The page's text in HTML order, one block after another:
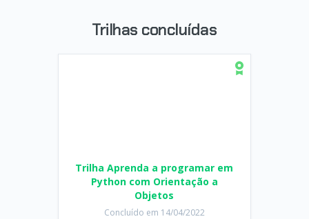
Trilhas concluídas
Trilha Aprenda a programar em
Python com Orientação a
Objetos
Concluído em 14/04/2022